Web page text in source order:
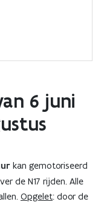
6 juni
kan gemotoriseerd
de N17 rijden. Alle
Opgelet: door de